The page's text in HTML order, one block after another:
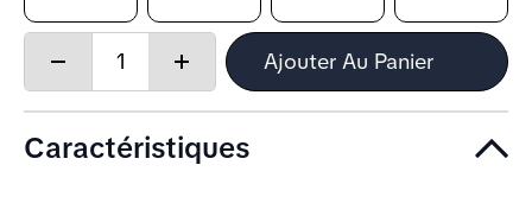
Quantity:
Increase
Ajouter Au Panier
Caractéristiques